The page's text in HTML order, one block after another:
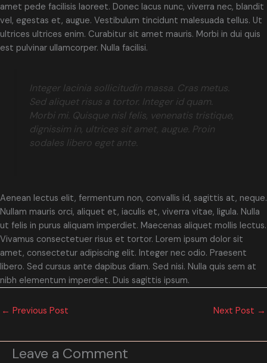
amet pede facilisis laoreet. Donec lacus nunc, viverra nec, blandit
vel, egestas et, augue. Vestibulum tincidunt malesuada tellus. Ut
ultrices ultrices enim. Curabitur sit amet mauris. Morbi in dui quis
est pulvinar ullamcorper. Nulla facilisi.
Integer lacinia sollicitudin massa. Cras metus.
Sed aliquet risus a tortor. Integer id quam.
Morbi mi. Quisque nisl felis, venenatis tristique,
dignissim in, ultrices sit amet, augue. Proin
sodales libero eget ante.
Aenean lectus elit, fermentum non, convallis id, sagittis at, neque.
Nullam mauris orci, aliquet et, iaculis et, viverra vitae, ligula. Nulla
ut felis in purus aliquam imperdiet. Maecenas aliquet mollis lectus.
Vivamus consectetuer risus et tortor. Lorem ipsum dolor sit
amet, consectetur adipiscing elit. Integer nec odio. Praesent
libero. Sed cursus ante dapibus diam. Sed nisi. Nulla quis sem at
nibh elementum imperdiet. Duis sagittis ipsum.
← Previous Post Next Post →
Leave a Comment